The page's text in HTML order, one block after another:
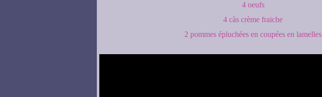
4 oeufs
4 càs crème fraiche
2 pommes épluchées en coupées en lamelles